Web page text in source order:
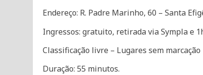
Endereço: R. Padre Marinho, 60 – Santa
Ingressos: gratuito, retirada via Sympla e
Classificação livre – Lugares sem marcação
Duração: 55 minutos.